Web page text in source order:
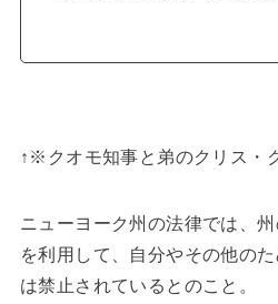
↑※クオモ知事と弟のクリス・
ニューヨーク州の法律では、
を利用して、自分やその他の
は禁止されているとのこと。